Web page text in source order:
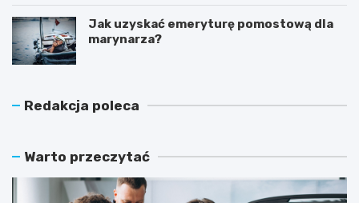
Jak uzyskać emeryturę pomostową dla
marynarza?
Redakcja poleca
Warto przeczytać